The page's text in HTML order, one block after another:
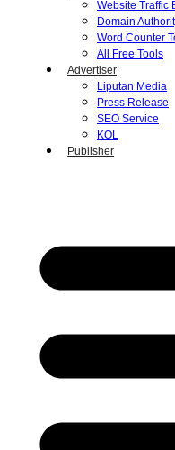
Website Traffic
Domain
Word Counter
All Free Tools
Advertiser
Liputan Media
Press Release
SEO Service
KOL
Publisher